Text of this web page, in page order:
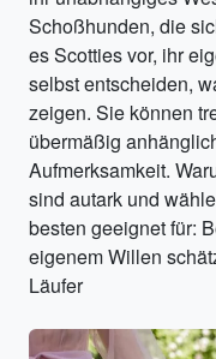
Schoßhunden, die
es Scotties vor, ihr
selbst entscheiden,
zeigen. Sie können
übermäßig
Aufmerksamkeit.
sind autark und
besten geeignet für:
eigenem Willen
Läufer